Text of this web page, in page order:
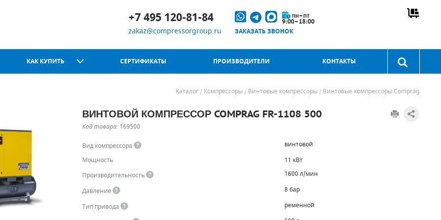
+7 495 120-81-84
zakaz@compressorgroup.ru
пн–пт
9:00–18:00
ЗАКАЗАТЬ ЗВОНОК
КАК КУПИТЬ СЕРТИФИКАТЫ ПРОИЗВОДИТЕЛИ КОНТАКТЫ
Каталог Компрессоры Винтовые компрессоры Винтовые компрессоры Comprag
ВИНТОВОЙ КОМПРЕССОР COMPRAG FR-1108 500
Код товара: 169500
Вид компрессора
винтовой
Мощность
11 кВт
Производительность
1600 л/мин
Давление
8 бар
Тип привода
ременной